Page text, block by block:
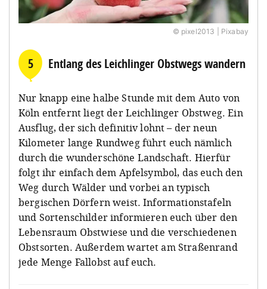
© pixel2013 | Pixabay
5 Entlang des Leichlinger Obstwegs wandern
Nur knapp eine halbe Stunde mit dem Auto von
Köln entfernt liegt der Leichlinger Obstweg. Ein
Ausflug, der sich definitiv lohnt – der neun
Kilometer lange Rundweg führt euch nämlich
durch die wunderschöne Landschaft. Hierfür
folgt ihr einfach dem Apfelsymbol, das euch den
Weg durch Wälder und vorbei an typisch
bergischen Dörfern weist. Informationstafeln
und Sortenschilder informieren euch über den
Lebensraum Obstwiese und die verschiedenen
Obstsorten. Außerdem wartet am Straßenrand
jede Menge Fallobst auf euch.